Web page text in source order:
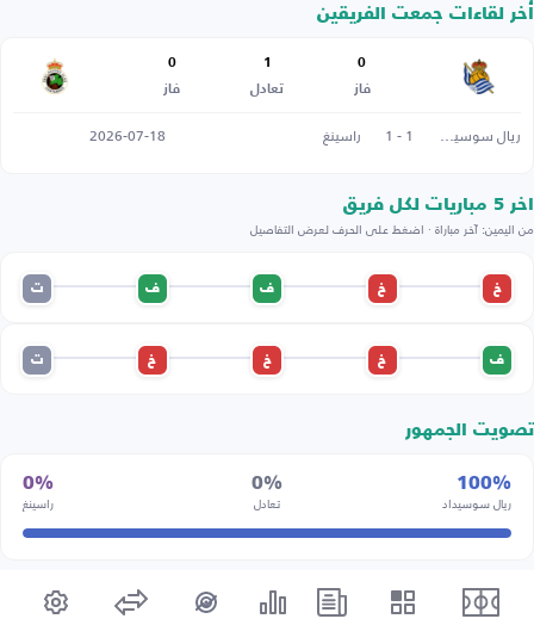
أخر لقاءات جمعت الفريقين
0
فاز
1
تعادل
0
فاز
ريال سوسيداد 1 - 1 راسينغ 2026-07-18
اخر 5 مباريات لكل فريق
من اليمين: آخر مباراة · اضغط على الحرف لعرض التفاصيل
خ خ ف ف ت
ف خ خ خ ت
تصويت الجمهور
100%
ريال سوسيداد
0%
تعادل
0%
راسينغ